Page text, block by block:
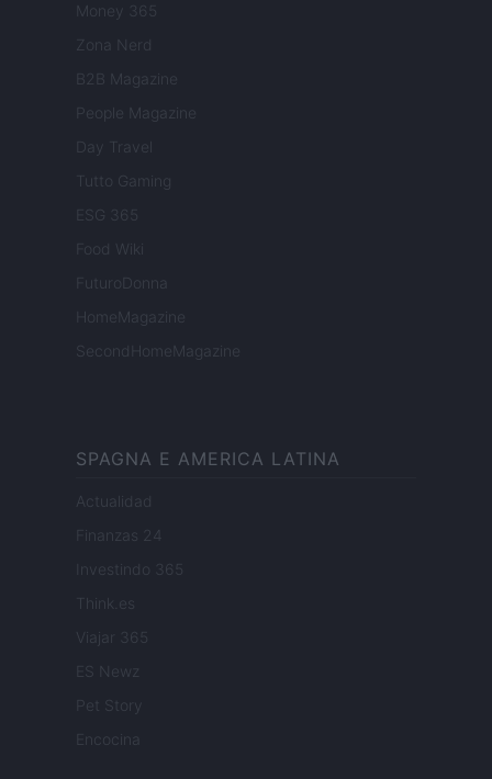
Money 365
Zona Nerd
B2B Magazine
People Magazine
Day Travel
Tutto Gaming
ESG 365
Food Wiki
FuturoDonna
HomeMagazine
SecondHomeMagazine
SPAGNA E AMERICA LATINA
Actualidad
Finanzas 24
Investindo 365
Think.es
Viajar 365
ES Newz
Pet Story
Encocina